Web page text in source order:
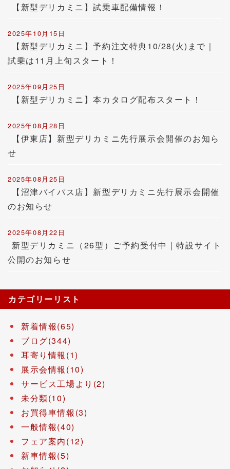
【新型デリカミニ】試乗車配備情報！
2025年10月15日
【新型デリカミニ】予約注文特典10/28(火)まで｜
試乗は11月上旬スタート！
2025年09月25日
【新型デリカミニ】本カタログ配布スタート！
2025年08月28日
【伊東店】新型デリカミニ先行展示会開催のお知ら
せ
2025年08月25日
【沼津バイパス店】新型デリカミニ先行展示会開催
のお知らせ
2025年08月22日
新型デリカミニ（26型）ご予約受付中｜特設サイト
公開のお知らせ
カテゴリーリスト
新着情報(65)
ブログ(344)
耳寄り情報(1)
展示会情報(10)
サービス工場より(2)
未分類(10)
お買得車情報(3)
一般情報(40)
フェア案内(12)
新車情報(5)